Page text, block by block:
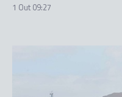
1 Out 09:27